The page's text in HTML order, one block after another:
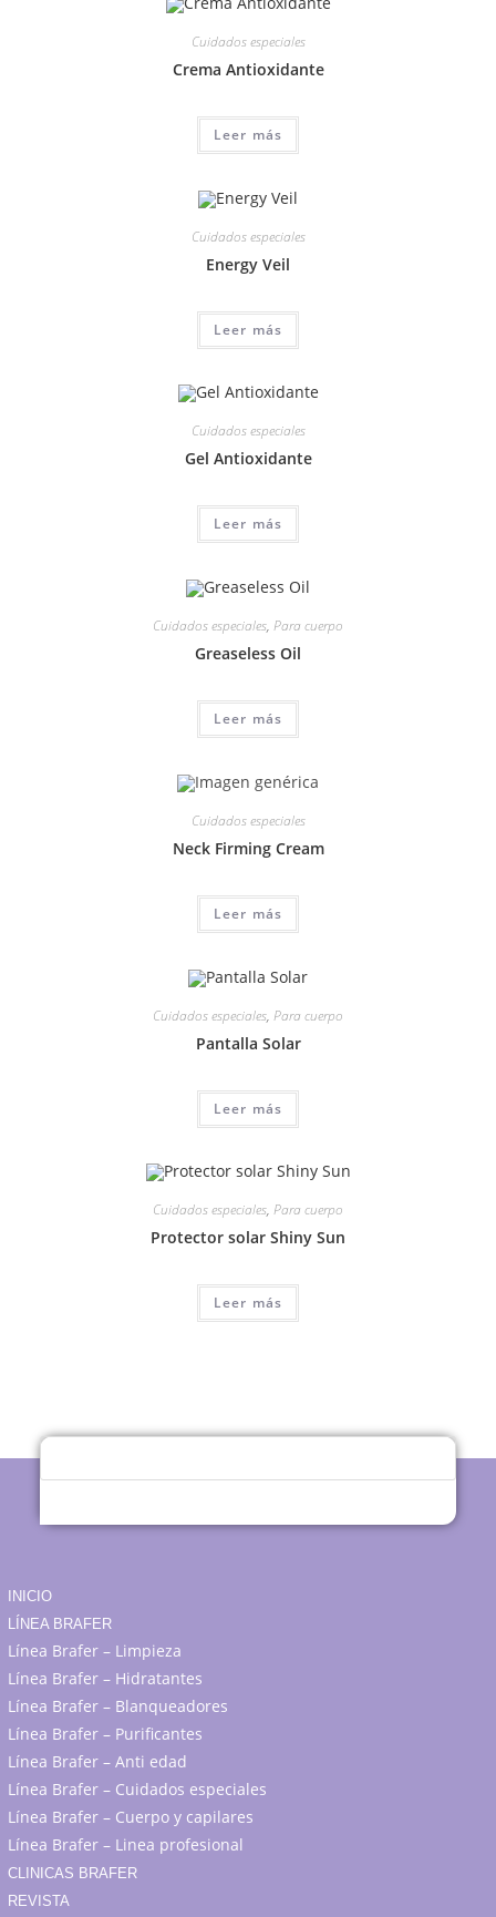
Cuidados especiales
Crema Antioxidante
Leer más
Cuidados especiales
Energy Veil
Leer más
Cuidados especiales
Gel Antioxidante
Leer más
Cuidados especiales, Para cuerpo
Greaseless Oil
Leer más
Cuidados especiales
Neck Firming Cream
Leer más
Cuidados especiales, Para cuerpo
Pantalla Solar
Leer más
Cuidados especiales, Para cuerpo
Protector solar Shiny Sun
Leer más
INICIO
LÍNEA BRAFER
Línea Brafer – Limpieza
Línea Brafer – Hidratantes
Línea Brafer – Blanqueadores
Línea Brafer – Purificantes
Línea Brafer – Anti edad
Línea Brafer – Cuidados especiales
Línea Brafer – Cuerpo y capilares
Línea Brafer – Linea profesional
CLINICAS BRAFER
REVISTA